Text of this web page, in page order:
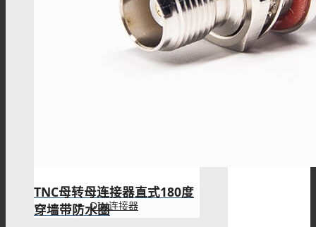
DIN连接器
TNC母转母连接器直式180度
穿墙带防水圈